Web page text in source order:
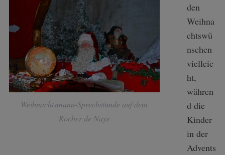
Weihnachtsmann-Sprechstunde auf dem
Rocher de Naye
den
Weihna
chtswü
nschen
vielleic
ht,
währen
d die
Kinder
in der
Advents